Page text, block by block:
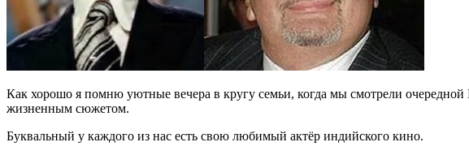
Как хорошо я помню уютные вечера в кругу семьи, когда мы смотрели
жизненным сюжетом.
Буквальный у каждого из нас есть свою любимый актёр индийского кино.